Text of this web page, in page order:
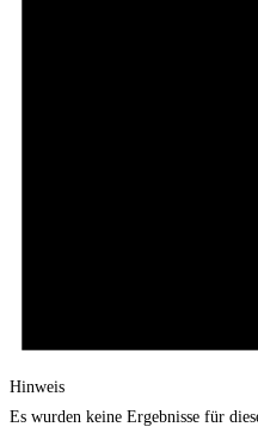
Hinweis
Es wurden keine Ergebnisse für